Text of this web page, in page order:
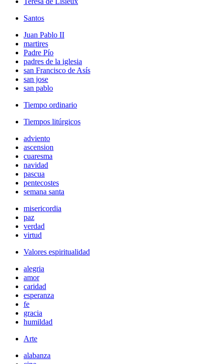
Santos
Juan Pablo II
martires
Padre Pío
padres de la iglesia
san Francisco de Asís
san jose
san pablo
Tiempo ordinario
Tiempos litúrgicos
adviento
ascension
cuaresma
navidad
pascua
pentecostes
semana santa
misericordia
paz
verdad
virtud
Valores espiritualidad
alegria
amor
caridad
esperanza
fe
gracia
humildad
Arte
alabanza